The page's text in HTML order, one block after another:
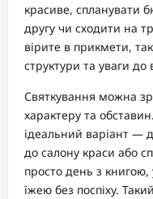
красиве, спланувати
другу чи сходити на
вірите в прикмети,
структури та уваги
Святкування можна
характеру та
ідеальний варіант —
до салону краси або
просто день з
їжею без поспіху.